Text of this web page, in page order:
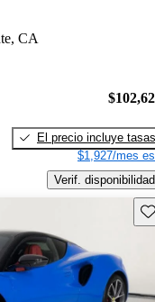
CA
El precio incluye tasas
$1,927/mes
Verif. disponibilidad